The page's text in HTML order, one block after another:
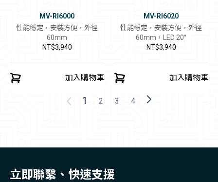
MV-RI6000
性能穩定，安裝方便，外徑
60mm
NT$3,940
加入購物車
MV-RI6020
性能穩定，安裝方便，外徑
60mm，LED 20°
NT$3,940
加入購物車
1 2 3 4
立即聯繫、快速支援